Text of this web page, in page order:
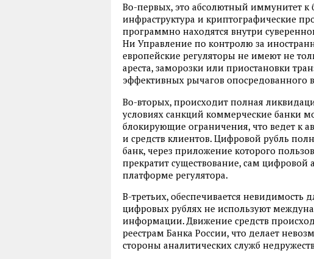
Во-первых, это абсолютный иммунитет к
инфраструктура и криптографические
программно находятся внутри
Ни Управление по контролю за
европейские регуляторы не имеют не
ареста, заморозки или приостановки
эффективных рычагов опосредованного
Во-вторых, происходит полная
условиях санкций коммерческие банки
блокирующие ограничения, что ведет к
и средств клиентов. Цифровой рубль
банк, через приложение которого
прекратит существование, сам цифровой
платформе регулятора.
В-третьих, обеспечивается невидимость
цифровых рублях не используют
информации. Движение средств
реестрам Банка России, что делает
стороны аналитических служб